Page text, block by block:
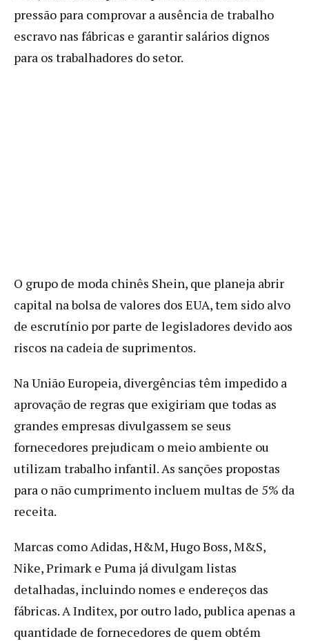
pressão para comprovar a ausência de trabalho
escravo nas fábricas e garantir salários dignos
para os trabalhadores do setor.
O grupo de moda chinês Shein, que planeja abrir
capital na bolsa de valores dos EUA, tem sido alvo
de escrutínio por parte de legisladores devido aos
riscos na cadeia de suprimentos.
Na União Europeia, divergências têm impedido a
aprovação de regras que exigiriam que todas as
grandes empresas divulgassem se seus
fornecedores prejudicam o meio ambiente ou
utilizam trabalho infantil. As sanções propostas
para o não cumprimento incluem multas de 5% da
receita.
Marcas como Adidas, H&M, Hugo Boss, M&S,
Nike, Primark e Puma já divulgam listas
detalhadas, incluindo nomes e endereços das
fábricas. A Inditex, por outro lado, publica apenas a
quantidade de fornecedores de quem obtém